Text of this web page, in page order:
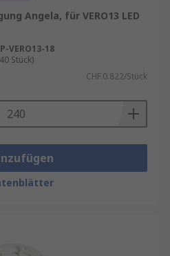
Angela, für VERO13 LED
VERO13-18
Stück)
CHF.0.822/Stück